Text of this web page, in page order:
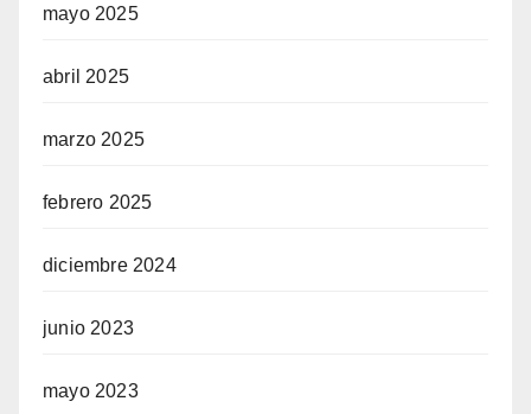
mayo 2025
abril 2025
marzo 2025
febrero 2025
diciembre 2024
junio 2023
mayo 2023